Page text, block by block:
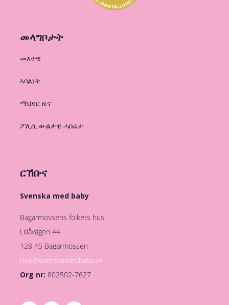
መላግቦታት
መእተዊ
ኣባልነት
ማህደር ዜና
ፖሊሲ ውልቃዊ ሓበሬታ
ርኸቡና
Svenska med baby
Bagarmossens folkets hus
Lillåvägen 44
128 45 Bagarmossen
mail@svenskamedbaby.se
Org nr: 802502-7627